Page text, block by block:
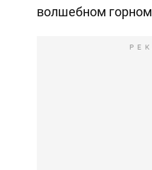
волшебном